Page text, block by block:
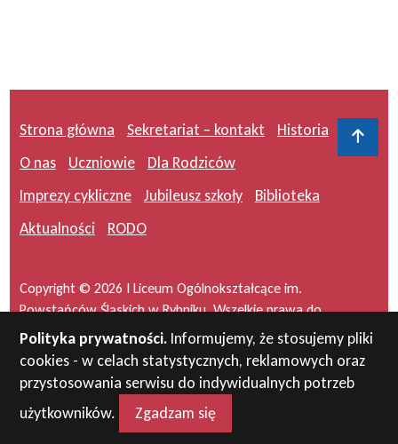
Polityka prywatności. Informujemy, że stosujemy pliki
cookies - w celach statystycznych, reklamowych oraz
przystosowania serwisu do indywidualnych potrzeb
użytkowników.
Zgadzam się
Strona główna Sekretariat – kontakt
Historia
O nas
Uczniowie
Dla Rodziców
Imprezy cykliczne
Jubileusz szkoły
Biblioteka
Aktualności
RODO
Copyright © 2026 I Liceum Ogólnokształcące im.
Powstańców Śląskich w Rybniku. Wszelkie prawa do
serwisu zastrzeżone.
Projekt i wykonanie: masideas.pl
Do